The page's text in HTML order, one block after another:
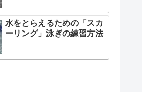
水をとらえるための「スカ
ーリング」泳ぎの練習方法